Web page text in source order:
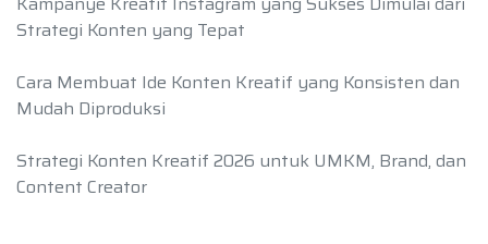
Strategi Konten yang Tepat
Cara Membuat Ide Konten Kreatif yang Konsisten dan
Mudah Diproduksi
Strategi Konten Kreatif 2026 untuk UMKM, Brand, dan
Content Creator